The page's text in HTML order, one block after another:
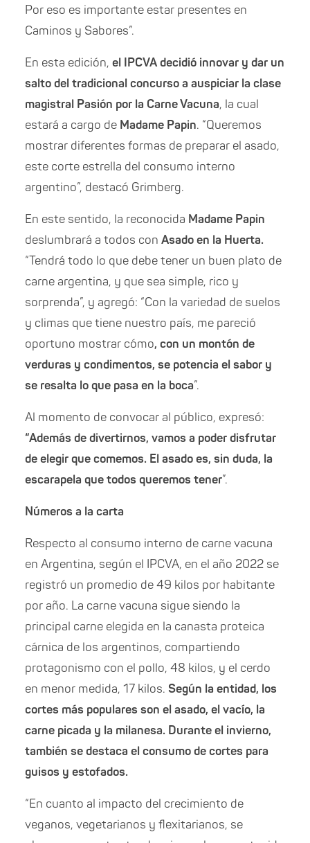
Por eso es importante estar presentes en
Caminos y Sabores”.
En esta edición, el IPCVA decidió innovar y dar un
salto del tradicional concurso a auspiciar la clase
magistral Pasión por la Carne Vacuna, la cual
estará a cargo de Madame Papin. “Queremos
mostrar diferentes formas de preparar el asado,
este corte estrella del consumo interno
argentino”, destacó Grimberg.
En este sentido, la reconocida Madame Papin
deslumbrará a todos con Asado en la Huerta.
“Tendrá todo lo que debe tener un buen plato de
carne argentina, y que sea simple, rico y
sorprenda”, y agregó: “Con la variedad de suelos
y climas que tiene nuestro país, me pareció
oportuno mostrar cómo, con un montón de
verduras y condimentos, se potencia el sabor y
se resalta lo que pasa en la boca”.
Al momento de convocar al público, expresó:
“Además de divertirnos, vamos a poder disfrutar
de elegir que comemos. El asado es, sin duda, la
escarapela que todos queremos tener”.
Números a la carta
Respecto al consumo interno de carne vacuna
en Argentina, según el IPCVA, en el año 2022 se
registró un promedio de 49 kilos por habitante
por año. La carne vacuna sigue siendo la
principal carne elegida en la canasta proteica
cárnica de los argentinos, compartiendo
protagonismo con el pollo, 48 kilos, y el cerdo
en menor medida, 17 kilos. Según la entidad, los
cortes más populares son el asado, el vacío, la
carne picada y la milanesa. Durante el invierno,
también se destaca el consumo de cortes para
guisos y estofados.
“En cuanto al impacto del crecimiento de
veganos, vegetarianos y flexitarianos, se